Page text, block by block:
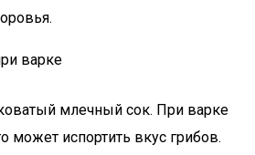
варке
млечный сок. При варке
может испортить вкус грибов.